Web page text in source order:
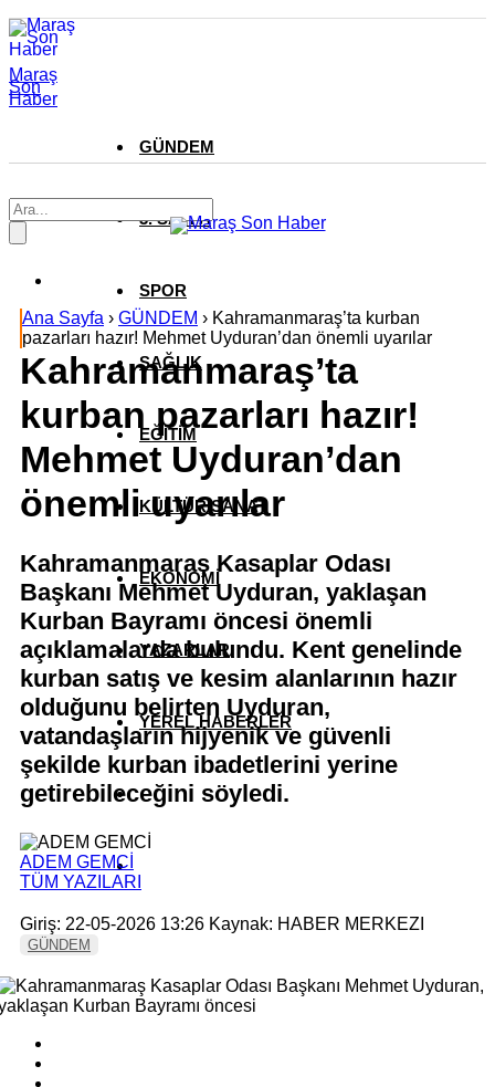
Maraş
Son
Haber
GÜNDEM
3. SAYFA
SPOR
SAĞLIK
EĞİTİM
KÜLTÜR SANAT
EKONOMİ
YAZARLAR
YEREL HABERLER
Ana Sayfa › GÜNDEM › Kahramanmaraş’ta kurban
pazarları hazır! Mehmet Uyduran’dan önemli uyarılar
Kahramanmaraş’ta
kurban pazarları hazır!
Mehmet Uyduran’dan
önemli uyarılar
Kahramanmaraş Kasaplar Odası
Başkanı Mehmet Uyduran, yaklaşan
Kurban Bayramı öncesi önemli
açıklamalarda bulundu. Kent genelinde
kurban satış ve kesim alanlarının hazır
olduğunu belirten Uyduran,
vatandaşların hijyenik ve güvenli
şekilde kurban ibadetlerini yerine
getirebileceğini söyledi.
ADEM GEMCİ
TÜM YAZILARI
Giriş: 22-05-2026 13:26 Kaynak: HABER MERKEZI
GÜNDEM